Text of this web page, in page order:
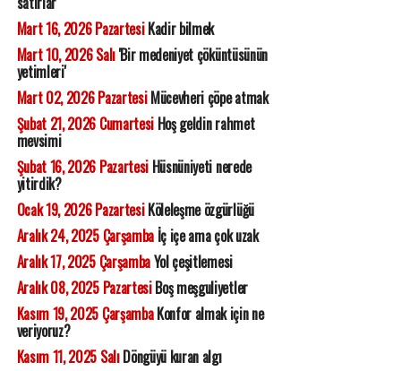
Mart 16, 2026 PazartesiKadir bilmek
Mart 10, 2026 Salı'Bir medeniyet çöküntüsünün
yetimleri'
Mart 02, 2026 PazartesiMücevheri çöpe atmak
Şubat 21, 2026 CumartesiHoş geldin rahmet
mevsimi
Şubat 16, 2026 PazartesiHüsnüniyeti nerede
yitirdik?
Ocak 19, 2026 PazartesiKöleleşme özgürlüğü
Aralık 24, 2025 Çarşambaİç içe ama çok uzak
Aralık 17, 2025 ÇarşambaYol çeşitlemesi
Aralık 08, 2025 PazartesiBoş meşguliyetler
Kasım 19, 2025 ÇarşambaKonfor almak için ne
veriyoruz?
Kasım 11, 2025 SalıDöngüyü kuran algı